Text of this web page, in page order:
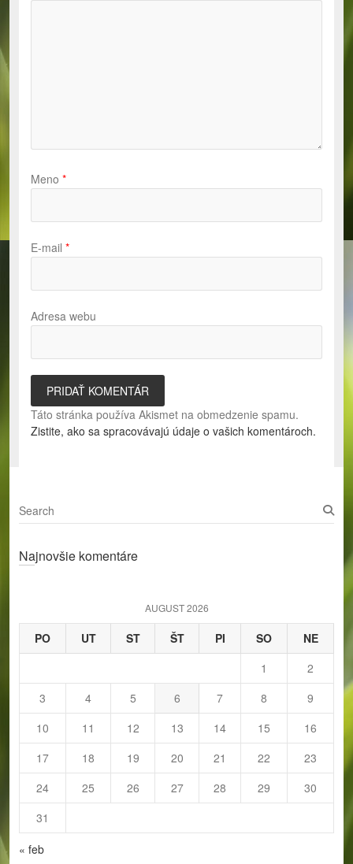
Meno *
E-mail *
Adresa webu
Táto stránka používa Akismet na obmedzenie spamu.
Zistite, ako sa spracovávajú údaje o vašich komentároch.
S
e
rNajnovšie komentáre
AUGUST 2026
PO UT ST ŠT PI SO
NE
1
2
3
4 5 6 7 8
9
10
11 12 13 14 15
16
17
18 19 20 21 22
23
24
25 26 27 28 29
30
31
« feb